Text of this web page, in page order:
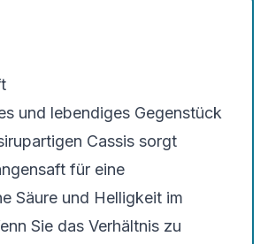
und lebendiges Gegenstück
Cassis sorgt
für eine
Säure und Helligkeit im
Sie das Verhältnis zu